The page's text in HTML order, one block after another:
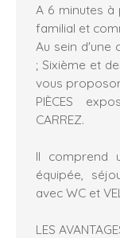
A 6 minutes
familial et
Au sein d'une
; Sixième et
vous
PIÈCES
CARREZ.
Il comprend
équipée,
avec WC et
LES